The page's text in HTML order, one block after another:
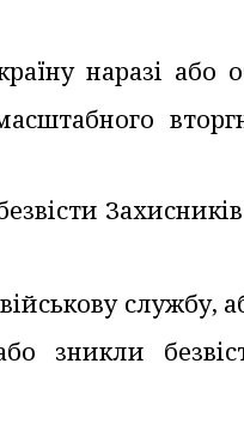
наразі або
службу,
зникли